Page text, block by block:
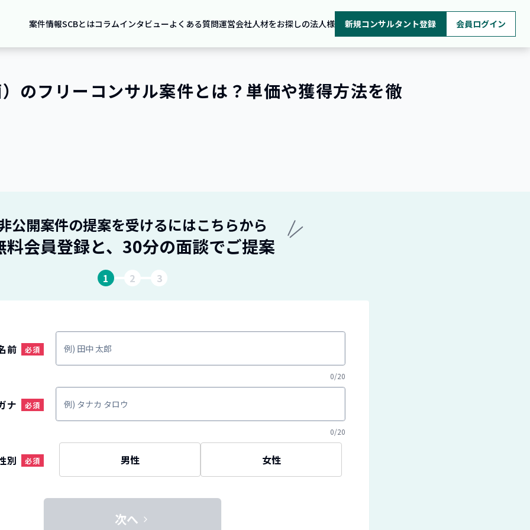
案件情報SCBとはコラムインタビューよくある質問運営会社人材をお探しの法人様 新規コンサルタント登録 会員ログイン
のフリーコンサル案件とは？単価や獲得方法を徹
公開案件の提案を受けるにはこちらから
料会員登録と、30分の面談でご提案
1 2 3
前
0/20
ナ
0/20
別 男性 女性
次へ